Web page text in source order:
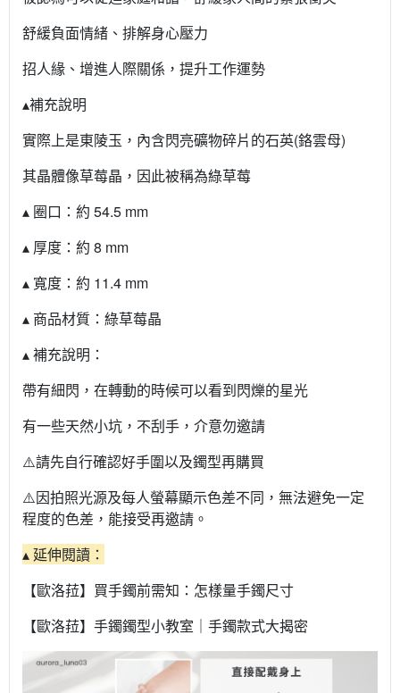
舒緩負面情緒、排解身心壓力
招人緣、增進人際關係，提升工作運勢
▴補充說明
實際上是東陵玉，內含閃亮礦物碎片的石英(鉻雲母)
其晶體像草莓晶，因此被稱為綠草莓
▴ 圈口：約 54.5 mm
▴ 厚度：約 8 mm
▴ 寬度：約 11.4 mm
▴ 商品材質：綠草莓晶
▴ 補充說明：
帶有細閃，在轉動的時候可以看到閃爍的星光
有一些天然小坑，不刮手，介意勿邀請
⚠️請先自行確認好手圍以及鐲型再購買
⚠️因拍照光源及每人螢幕顯示色差不同，無法避免一定
程度的色差，能接受再邀請。
▴ 延伸閱讀：
【歐洛菈】買手鐲前需知：怎樣量手鐲尺寸
【歐洛菈】手鐲鐲型小教室｜手鐲款式大揭密